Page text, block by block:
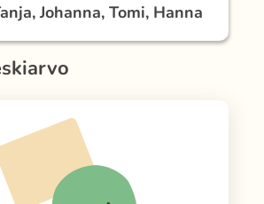
Tanja, Johanna, Tomi, Hanna